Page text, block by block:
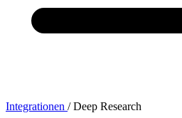
Integrationen / Deep Research